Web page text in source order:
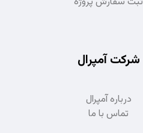
شرکت آمپرال
درباره آمپرال
تماس با ما